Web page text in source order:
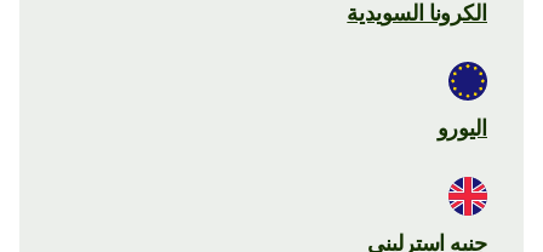
الكرونا السويدية
اليورو
جنيه استرليني